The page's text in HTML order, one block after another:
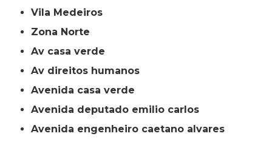
Vila Medeiros
Zona Norte
av casa verde
av direitos humanos
avenida casa verde
avenida deputado emilio carlos
avenida engenheiro caetano alvares